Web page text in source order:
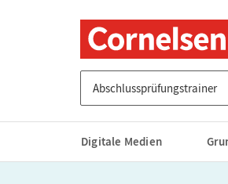
Digitale Medien